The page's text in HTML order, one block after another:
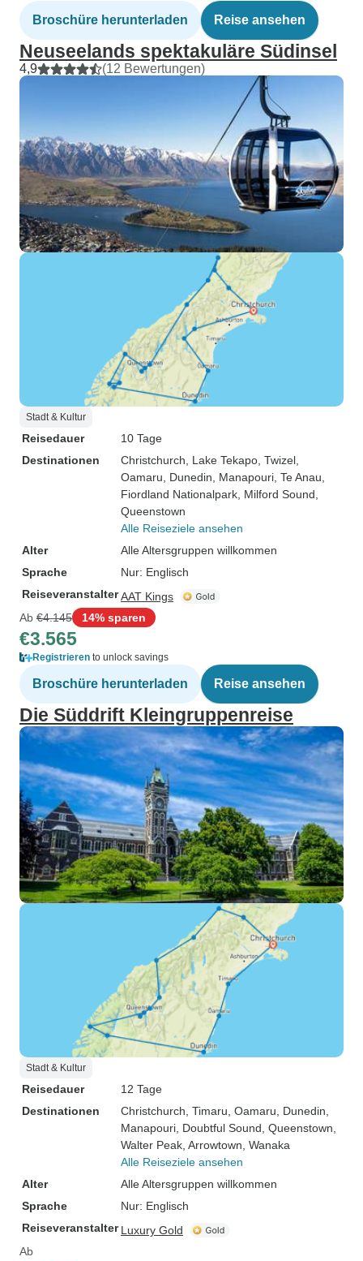
Broschüre herunterladen Reise ansehen
Neuseelands spektakuläre Südinsel
4,9 (12 Bewertungen)
Stadt & Kultur
Reisedauer
10 Tage
Destinationen
Christchurch , Lake Tekapo , Twizel
Oamaru , Dunedin , Manapouri , Te Anau
Fiordland Nationalpark , Milford Sound
Queenstown
Alle Reiseziele ansehen
Alter
Alle Altersgruppen willkommen
Sprache
Nur: Englisch
ReiseveranstalterAAT Kings
Ab €4.145 14% sparen
€3.565
Registrieren to unlock savings
Broschüre herunterladen Reise ansehen
Die Süddrift Kleingruppenreise
Stadt & Kultur
Reisedauer
12 Tage
Destinationen
Christchurch , Timaru , Oamaru , Dunedin
Manapouri , Doubtful Sound , Queenstown
Walter Peak , Arrowtown , Wanaka
Alle Reiseziele ansehen
Alter
Alle Altersgruppen willkommen
Sprache
Nur: Englisch
Reiseveranstalter Luxury Gold
Ab